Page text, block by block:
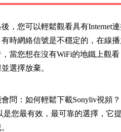
，您可以輕鬆觀看具有Internet
時網絡信號是不穩定的，在線
當您想在沒有WiFi的地鐵上觀看
選擇放棄。
問：如何輕鬆下載Sonyliv視頻？
是您最有效，最可靠的選擇，它